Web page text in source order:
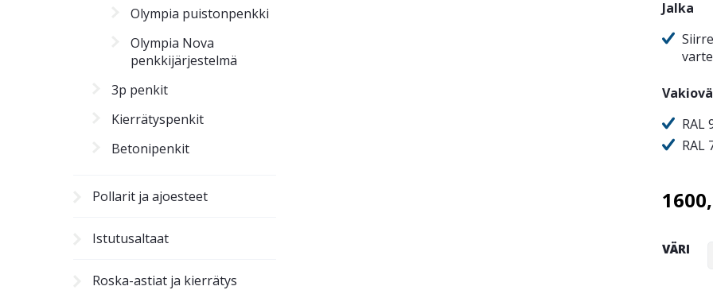
Olympia puistonpenkki
Olympia Nova
penkkijärjestelmä
3p penkit
Kierrätyspenkit
Betonipenkit
Pollarit ja ajoesteet
Istutusaltaat
Roska-astiat ja kierrätys
Jalka
RAL
RAL
VÄRI